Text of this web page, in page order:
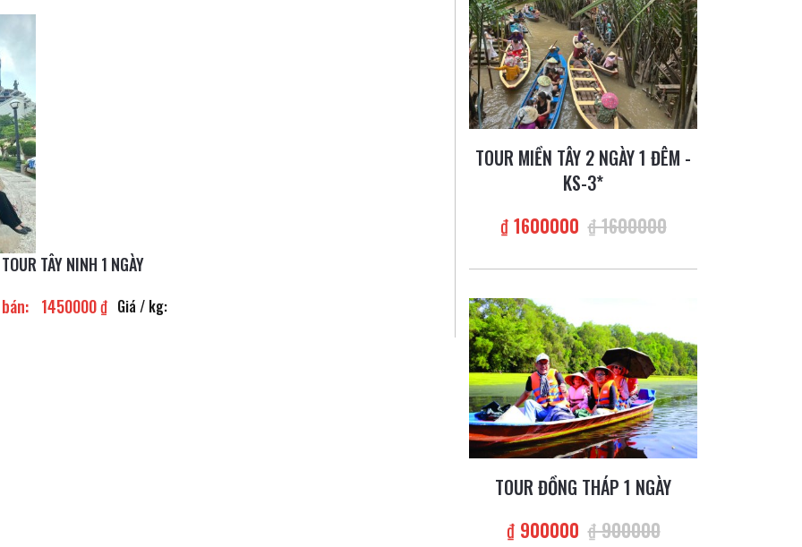
TOUR TÂY NINH 1 NGÀY
1450000 ₫ Giá / kg:
TOUR MIỀN TÂY 2 NGÀY 1 ĐÊM -
KS-3*
₫ 1600000 ₫ 1600000
TOUR ĐỒNG THÁP 1 NGÀY
₫ 900000 ₫ 900000